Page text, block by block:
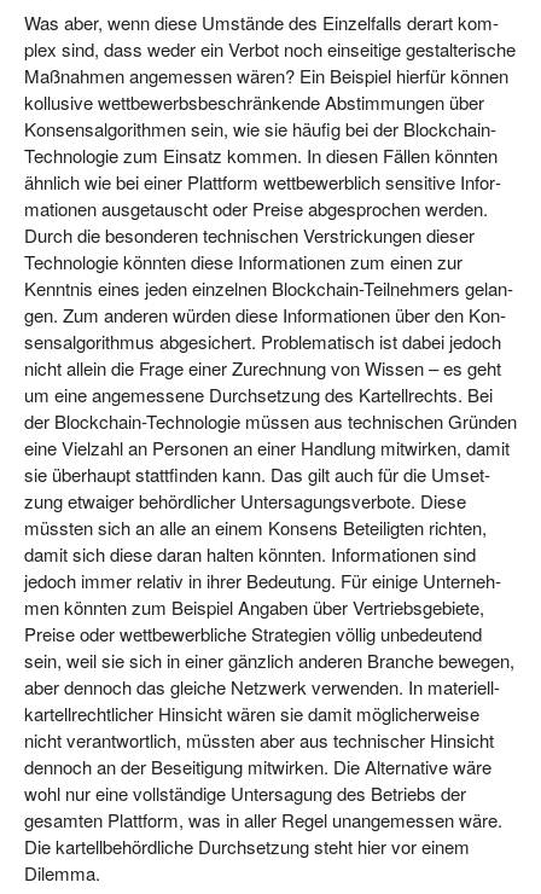
Was aber, wenn die­se Umstän­de des Ein­zel­falls der­art kom­
plex sind, dass weder ein Ver­bot noch ein­sei­ti­ge gestal­te­ri­sche
Maß­nah­men ange­mes­sen wären? Ein Bei­spiel hier­für kön­nen
kol­lu­si­ve wett­be­werbs­be­schrän­ken­de Abstim­mun­gen über
Kon­sen­s­al­go­rith­men sein, wie sie häu­fig bei der Block­chain-
Tech­no­lo­gie zum Ein­satz kom­men. In die­sen Fäl­len könn­ten
ähn­lich wie bei einer Platt­form wett­be­werb­lich sen­si­ti­ve Infor­
ma­tio­nen aus­ge­tauscht oder Prei­se abge­spro­chen wer­den.
Durch die beson­de­ren tech­ni­schen Ver­stri­ckun­gen die­ser
Tech­no­lo­gie könn­ten die­se Infor­ma­tio­nen zum einen zur
Kennt­nis eines jeden ein­zel­nen Block­chain-Teil­neh­mers gelan­
gen. Zum ande­ren wür­den die­se Infor­ma­tio­nen über den Kon­
sen­s­al­go­rith­mus abge­si­chert. Pro­ble­ma­tisch ist dabei jedoch
nicht allein die Fra­ge einer Zurech­nung von Wis­sen – es geht
um eine ange­mes­se­ne Durch­set­zung des Kar­tell­rechts. Bei
der Block­chain-Tech­no­lo­gie müs­sen aus tech­ni­schen Grün­den
eine Viel­zahl an Per­so­nen an einer Hand­lung mit­wir­ken, damit
sie über­haupt statt­fin­den kann. Das gilt auch für die Umset­
zung etwa­iger behörd­li­cher Unter­sa­gungs­ver­bo­te. Die­se
müss­ten sich an alle an einem Kon­sens Betei­lig­ten rich­ten,
damit sich die­se dar­an hal­ten könn­ten. Infor­ma­tio­nen sind
jedoch immer rela­tiv in ihrer Bedeu­tung. Für eini­ge Unter­neh­
men könn­ten zum Bei­spiel Anga­ben über Ver­triebs­ge­bie­te,
Prei­se oder wett­be­werb­li­che Stra­te­gien völ­lig unbe­deu­tend
sein, weil sie sich in einer gänz­lich ande­ren Bran­che bewe­gen,
aber den­noch das glei­che Netz­werk ver­wen­den. In mate­ri­ell-
kar­tell­recht­li­cher Hin­sicht wären sie damit mög­li­cher­wei­se
nicht ver­ant­wort­lich, müss­ten aber aus tech­ni­scher Hin­sicht
den­noch an der Besei­ti­gung mit­wir­ken. Die Alter­na­ti­ve wäre
wohl nur eine voll­stän­di­ge Unter­sa­gung des Betriebs der
gesam­ten Platt­form, was in aller Regel unan­ge­mes­sen wäre.
Die kar­tell­be­hörd­li­che Durch­set­zung steht hier vor einem
Dilemma.